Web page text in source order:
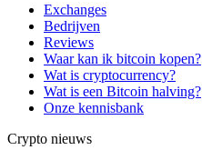
Exchanges
Bedrijven
Reviews
Waar kan ik bitcoin kopen?
Wat is cryptocurrency?
Wat is een Bitcoin halving?
Onze kennisbank
Crypto nieuws